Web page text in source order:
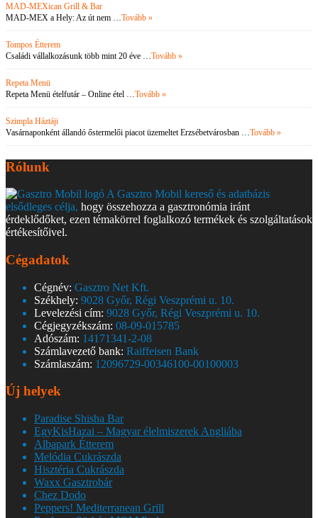
MAD-MEXican Grill & Bar
MAD-MEX a Hely: Az út nem …Tovább »
Tompos Étterem
Családi vállalkozásunk több mint 20 éve …Tovább »
Repeta Menü
Repeta Menü ételfutár – Online étel …Tovább »
Szimpla Háztáji
Vasárnaponként állandó őstermelői piacot üzemeltet Erzsébetvárosban …Tovább »
Rólunk
A Gasztro Mobil kereső és adatbázis
elsődleges célja, hogy összehozza a gasztronómia iránt
érdeklődőket, ezen témakörrel foglalkozó termékek és szolgáltatások
értékesítőivel.
Cégadatok
Cégnév: Gasztro Net Kft.
Székhely: 9028 Győr, Régi Veszprémi u. 10.
Levelezési cím: 9028 Győr, Régi Veszprémi u. 10.
Cégjegyzékszám: 08-09-015785
Adószám: 14171341-2-08
Számlavezető bank: Raiffeisen Bank
Számlaszám: 12096729-00346100-00100003
Új helyek
Paradise Shisha Bar
EgyKisHazai – Magyar élelmiszerek Angliába
Albapark Étterem
Melódia Cukrászda
Hisztéria Cukrászda
Waxx Gasztrobár
Chez Dodo
Peppers! Mediterranean Grill